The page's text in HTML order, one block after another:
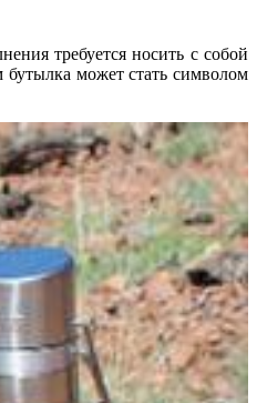
требуется носить с собой
бутылка может стать символом